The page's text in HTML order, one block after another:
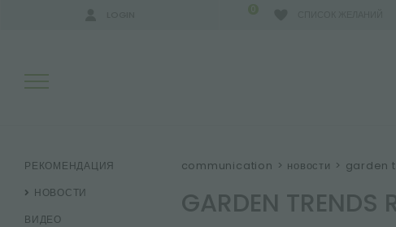
0
РЕЗУЛЬТАТЫ ПОИСКА:
РЕКОМЕНДАЦИЯ
НОВОСТИ
ВИДЕО
communication > новости > garden
GARDEN